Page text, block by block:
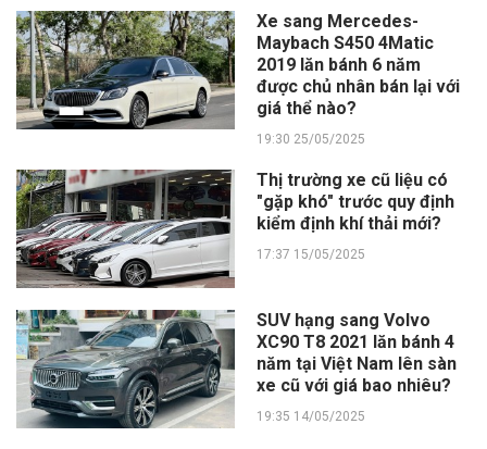
Xe sang Mercedes-
Maybach S450 4Matic
2019 lăn bánh 6 năm
được chủ nhân bán lại với
giá thể nào?
19:30 25/05/2025
Thị trường xe cũ liệu có
"gặp khó" trước quy định
kiểm định khí thải mới?
17:37 15/05/2025
SUV hạng sang Volvo
XC90 T8 2021 lăn bánh 4
năm tại Việt Nam lên sàn
xe cũ với giá bao nhiêu?
19:35 14/05/2025